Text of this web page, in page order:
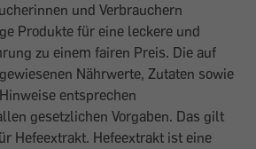
und Verbrauchern
Produkte für eine leckere und
zu einem fairen Preis. Die auf
Nährwerte, Zutaten sowie
entsprechen
gesetzlichen Vorgaben. Das gilt
Hefeextrakt. Hefeextrakt ist eine